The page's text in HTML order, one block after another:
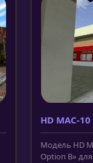
HD MAC-
Option B»
Модель HD
Option B»